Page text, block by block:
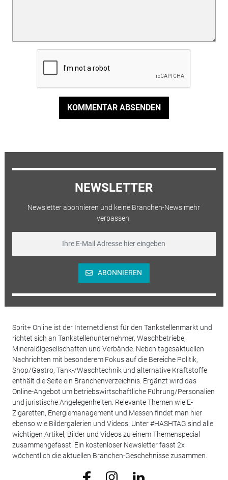
KOMMENTAR ABSENDEN
NEWSLETTER
Newsletter abonnieren und keine Branchen-News mehr
verpassen.
ABONNIEREN
Sprit+ Online ist der Internetdienst für den Tankstellenmarkt und
richtet sich an Tankstellenunternehmer, Waschbetriebe,
Mineralölgesellschaften und Verbände. Neben tagesaktuellen
Nachrichten mit besonderem Fokus auf die Bereiche Politik,
Shop/Gastro, Tank-/Waschtechnik und alternative Kraftstoffe
enthält die Seite ein Branchenverzeichnis. Ergänzt wird das
Online-Angebot um betriebswirtschaftliche Führung/Personalien
und juristische Angelegenheiten. Relevante Themen wie E-
Zigaretten, Energiemanagement und Messen findet man hier
ebenso wie Bildergalerien und Videos. Unter #HASHTAG sind alle
wichtigen Artikel, Bilder und Videos zu einem Themenspecial
zusammengefasst. Ein kostenloser Newsletter fasst 2x
wöchentlich die aktuellen Branchen-Geschehnisse zusammen.